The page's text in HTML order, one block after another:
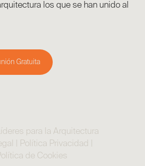
los que se han unido al
Gratuita
para la Arquitectura
Política Privacidad
de Cookies